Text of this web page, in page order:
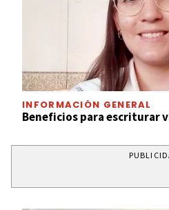
INFORMACIÓN GENERAL
Beneficios para escriturar